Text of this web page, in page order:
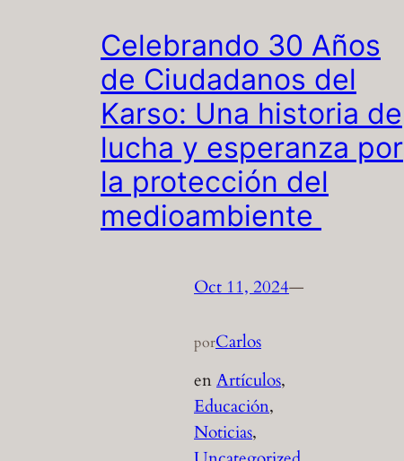
Celebrando 30 Años
de Ciudadanos del
Karso: Una historia de
lucha y esperanza por
la protección del
medioambiente
Oct 11, 2024—
porCarlos
enArtículos
Educación
Noticias